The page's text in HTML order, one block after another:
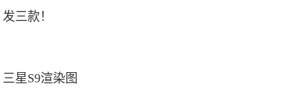
三星S9渲染图